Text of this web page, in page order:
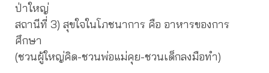
ป่าใหญ่
สถานีที่ 3) สุขใจในโภชนาการ คือ อาหารของการ
ศึกษา
(ชวนผู้ใหญ่คิด-ชวนพ่อแม่คุย-ชวนเด็กลงมือทำ)